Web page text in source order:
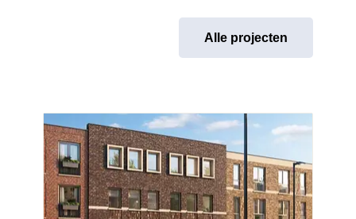
Alle projecten